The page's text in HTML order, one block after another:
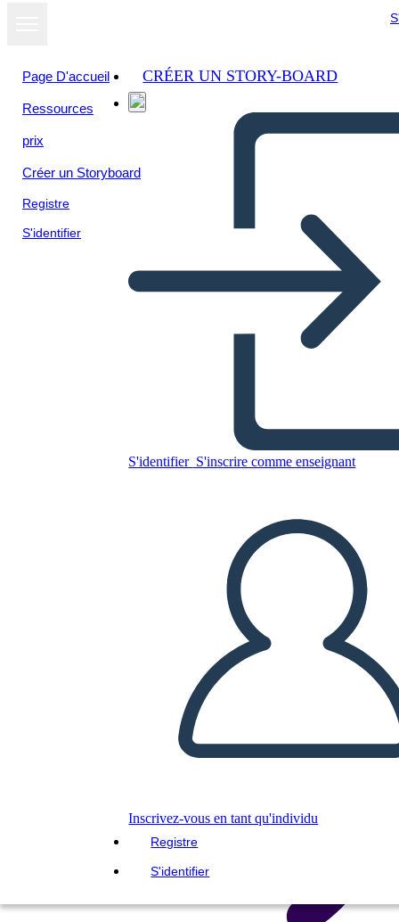
Page D'accueil
Ressources
prix
Créer un Storyboard
Registre
S'identifier
CRÉER UN STORY-BOARD
S'identifier S'inscrire comme enseignant
Inscrivez-vous en tant qu'individu
Registre
S'identifier
LIRE LE DIAPORAMA
LIS-MOI
Afficher sous
forme de